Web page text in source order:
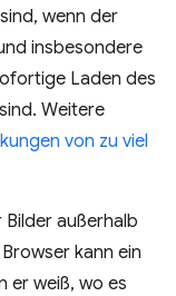
wenn der
insbesondere
Laden des
Weitere
von zu viel
Bilder außerhalb
kann ein
er weiß, wo es